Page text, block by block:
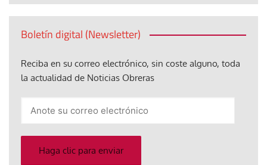
Boletín digital (Newsletter)
Reciba en su correo electrónico, sin coste alguno, toda
la actualidad de Noticias Obreras
electrónico
Haga clic para enviar